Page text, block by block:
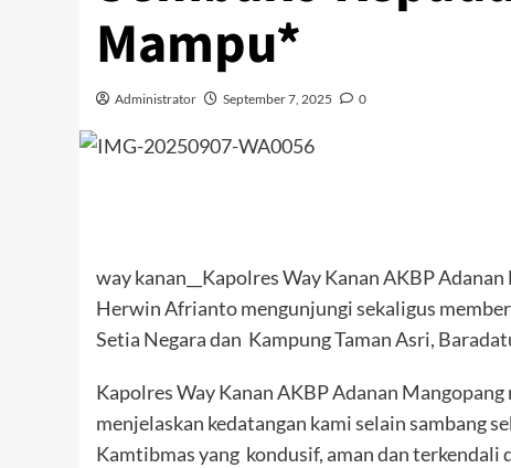
Mampu*
Administrator September 7, 2025 0
way kanan__Kapolres Way Kanan AKBP
Herwin Afrianto mengunjungi sekaligus
Setia Negara dan Kampung Taman Asri,
Kapolres Way Kanan AKBP Adanan
menjelaskan kedatangan kami selain sambang
Kamtibmas yang kondusif, aman dan terkendali